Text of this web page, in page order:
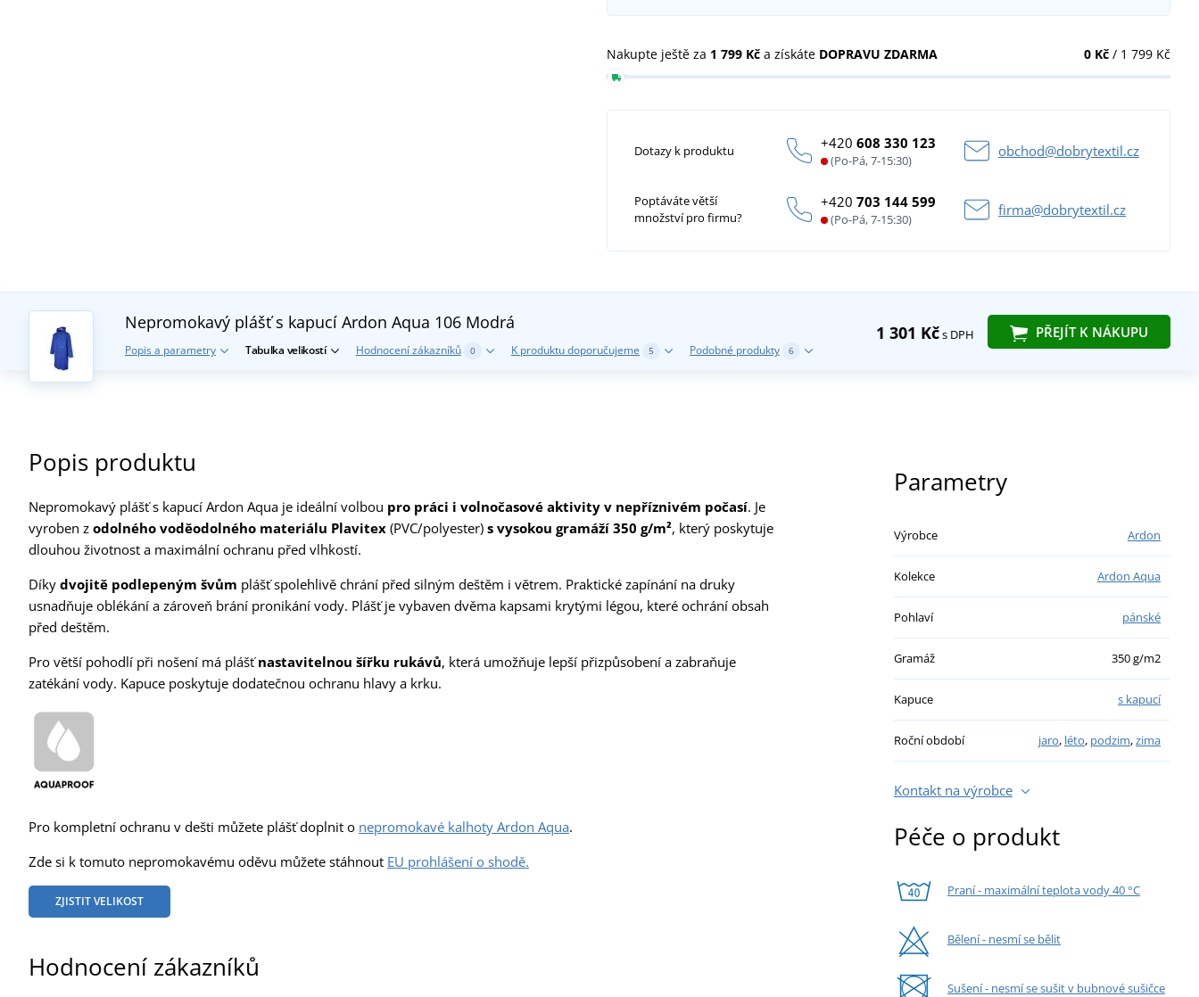
0 Kč/ 1 799 Kč
Nakupte ještě za 1 799 Kč a získáte DOPRAVU ZDARMA
Dotazy k produktu +420608 330 123
(Po-Pá, 7-15:30)
obchod@dobrytextil.cz
Poptáváte větší
množství pro firmu?
+420703 144 599
(Po-Pá, 7-15:30)
firma@dobrytextil.cz
1 301 Kčs DPH PŘEJÍT K NÁKUPU
Nepromokavý plášť s kapucí Ardon Aqua 106 Modrá
Popis a parametry Tabulka velikostí Hodnocení zákazníků 0 K produktu doporučujeme 5 Podobné produkty 6
Popis produktu
Nepromokavý plášť s kapucí Ardon Aqua je ideální volbou pro práci i volnočasové aktivity v nepříznivém počasí. Je
vyroben z odolného voděodolného materiálu Plavitex (PVC/polyester) s vysokou gramáží 350 g/m², který poskytuje
dlouhou životnost a maximální ochranu před vlhkostí.
Díky dvojitě podlepeným švům plášť spolehlivě chrání před silným deštěm i větrem. Praktické zapínání na druky
usnadňuje oblékání a zároveň brání pronikání vody. Plášť je vybaven dvěma kapsami krytými légou, které ochrání obsah
před deštěm.
Pro větší pohodlí při nošení má plášťnastavitelnou šířku rukávů, která umožňuje lepší přizpůsobení a zabraňuje
zatékání vody. Kapuce poskytuje dodatečnou ochranu hlavy a krku.
Pro kompletní ochranu v dešti můžete plášť doplnit o nepromokavé kalhoty Ardon Aqua.
Zde si k tomuto nepromokavému oděvu můžete stáhnout EU prohlášení o shodě.
ZJISTIT VELIKOST
Hodnocení zákazníků
Parametry
Výrobce Ardon
Kolekce Ardon Aqua
Pohlaví pánské
Gramáž 350 g/m2
Kapuce s kapucí
Roční období jaro, léto, podzim,zima
Kontakt na výrobce
Péče o produkt
Praní - maximální teplota vody 40 °C
Bělení - nesmí se bělit
Sušení - nesmí se sušit v bubnové sušičce